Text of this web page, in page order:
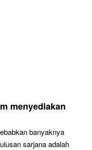
menyediakan
banyaknya
sarjana adalah